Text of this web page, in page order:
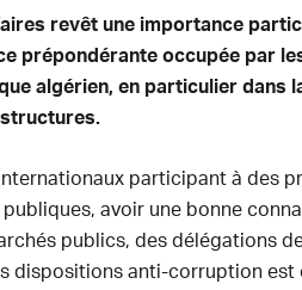
revêt une importance
prépondérante occupée par
algérien, en particulier dans
participant à des
avoir une bonne
publics, des délégations
dispositions anti-corruption est